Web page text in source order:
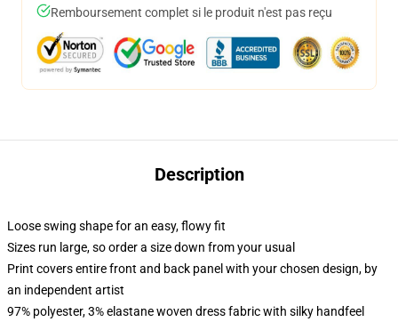
Remboursement complet si le produit n'est pas reçu
Description
Loose swing shape for an easy, flowy fit
Sizes run large, so order a size down from your usual
Print covers entire front and back panel with your chosen design, by
an independent artist
97% polyester, 3% elastane woven dress fabric with silky handfeel